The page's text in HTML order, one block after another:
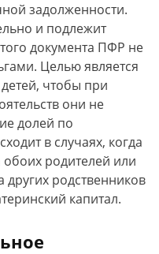
задолженности.
и подлежит
документа ПФР не
Целью является
чтобы при
они не
долей по
в случаях, когда
родителей или
других родственников
капитал.